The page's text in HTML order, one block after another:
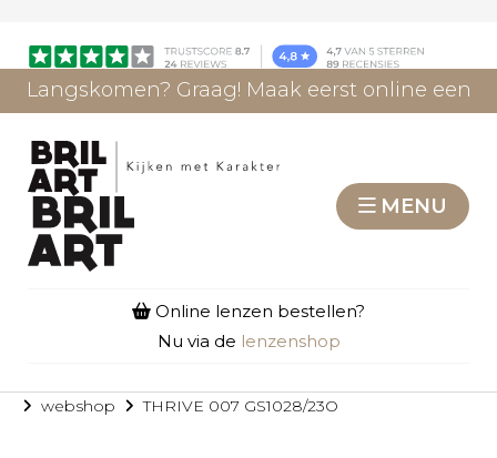
Langskomen? Graag! Maak eerst online een
MENU
Online lenzen bestellen?
Nu via de lenzenshop
webshop THRIVE 007 GS1028/23O